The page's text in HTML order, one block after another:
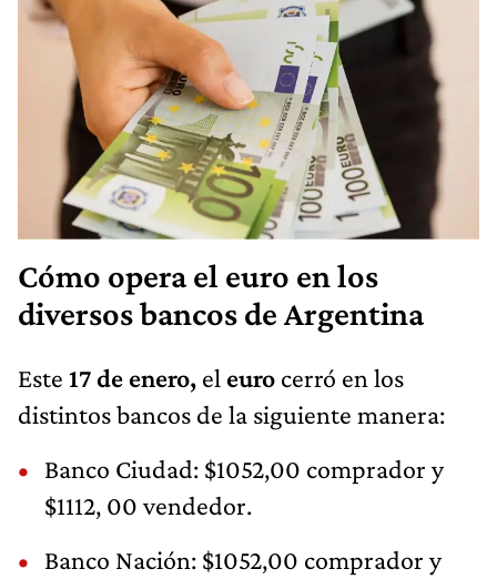
Cómo opera el euro en los
diversos bancos de Argentina
Este 17 de enero, el euro cerró en los
distintos bancos de la siguiente manera:
Banco Ciudad: $1052,00 comprador y
$1112, 00 vendedor.
Banco Nación: $1052,00 comprador y